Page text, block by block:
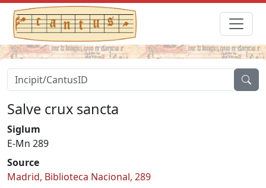
Salve crux sancta
Siglum
E-Mn 289
Source
Madrid, Biblioteca Nacional, 289